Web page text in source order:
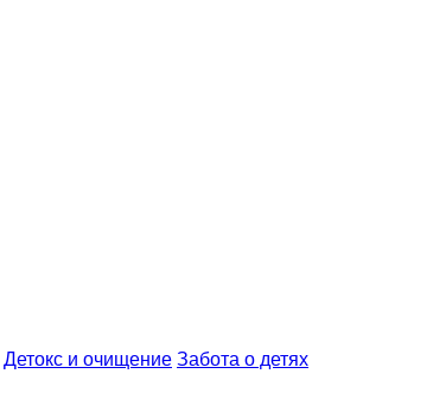
Детокс и очищение Забота о детях